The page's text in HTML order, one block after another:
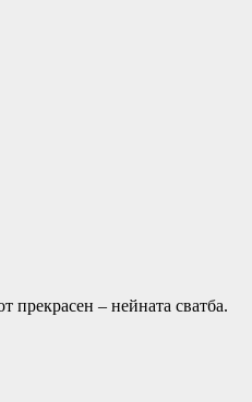
прекрасен – нейната сватба.